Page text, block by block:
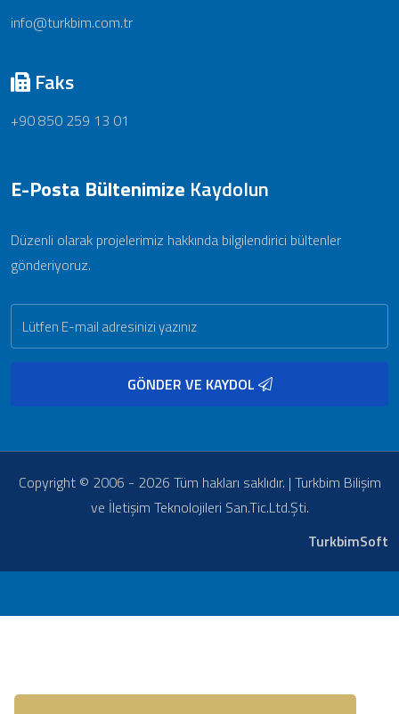
info@turkbim.com.tr
Faks
+90 850 259 13 01
E-Posta Bültenimize Kaydolun
Düzenli olarak projelerimiz hakkında bilgilendirici bültenler
gönderiyoruz.
GÖNDER VE KAYDOL
Copyright © 2006 - 2026 Tüm hakları saklıdır. | Turkbim Bilişim
ve İletişim Teknolojileri San.Tic.Ltd.Şti.
TurkbimSoft